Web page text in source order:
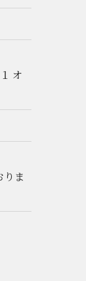
オ
りま